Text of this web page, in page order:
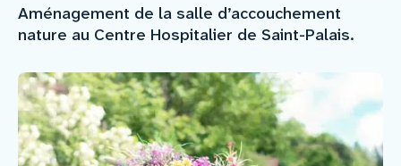
Aménagement de la salle d’accouchement
nature au Centre Hospitalier de Saint-Palais.